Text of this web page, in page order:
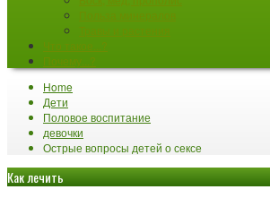
Что такое...?
Почему...?
Home
Дети
Половое воспитание
девочки
Острые вопросы детей о сексе
Как лечить